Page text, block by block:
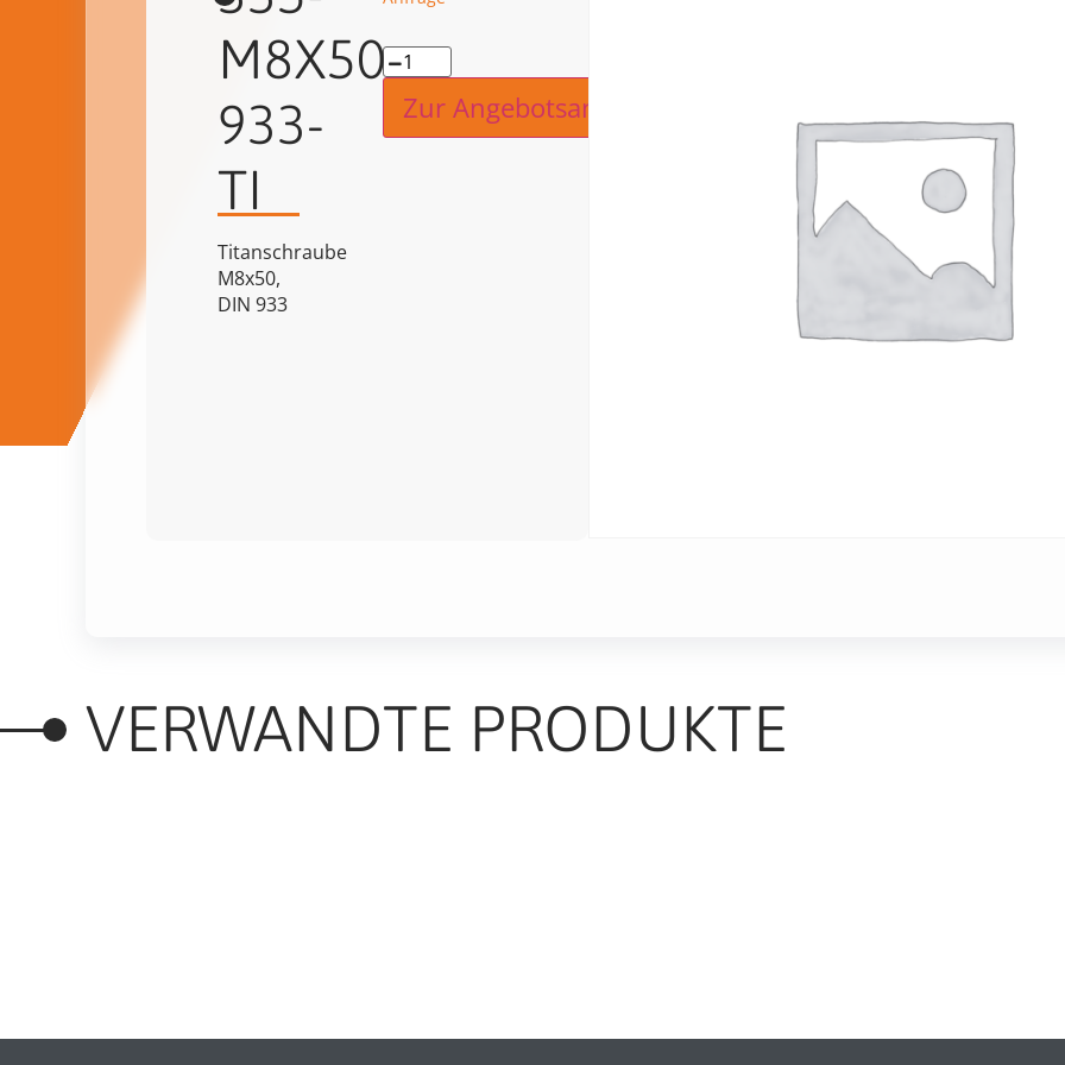
M8X50-
933-
TI
Titanschraube
M8x50,
DIN 933
Zur Angebotsanfrage hinzufügen
VERWANDTE PRODUKTE